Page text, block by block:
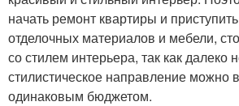
начать ремонт квартиры и
отделочных материалов и мебели,
со стилем интерьера, так как далеко
стилистическое направление можно
одинаковым бюджетом.